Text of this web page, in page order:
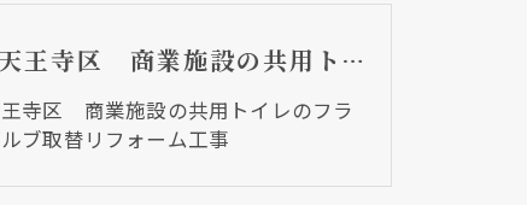
大阪市天王寺区 商業施設の共用トイレのフラッシュバルブ取替リフォーム工事
寺区 商業施設の共用トイレのフラ
ブ取替リフォーム工事